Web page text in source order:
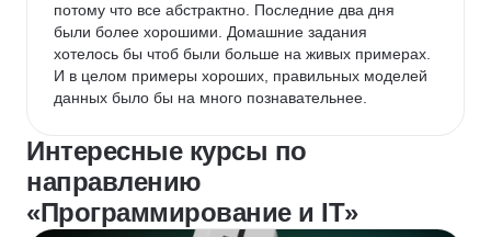
потому что все абстрактно. Последние два дня
были более хорошими. Домашние задания
хотелось бы чтоб были больше на живых примерах.
И в целом примеры хороших, правильных моделей
данных было бы на много познавательнее.
Интересные курсы по
направлению
«Программирование и IT»